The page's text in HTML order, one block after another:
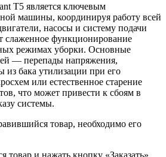
Т5 является ключевым
машины, координируя работу всей
насосы и систему подачи
слаженное функционирование
режимах уборки. Основные
— перепады напряжения,
из бака утилизации при его
или естественное старение
что может привести к сбоям в
системы.
товар, необходимо его